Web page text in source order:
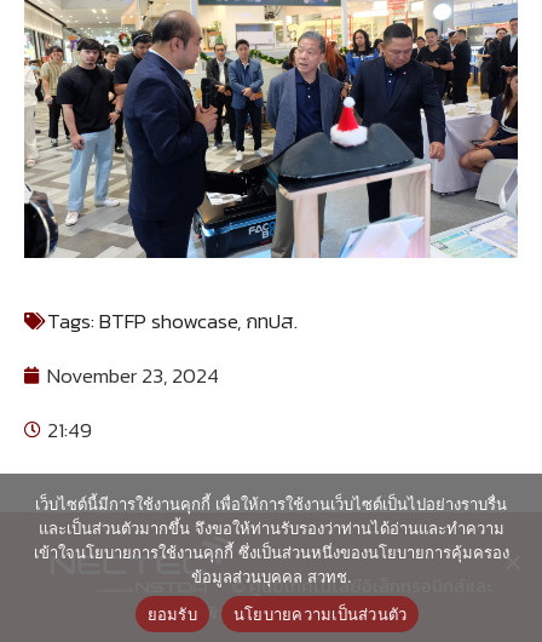
Tags:BTFP showcase,กทปส.
November 23, 2024
21:49
© ศูนย์เทคโนโลยีอิเล็กทรอนิกส์และ
คอมพิวเตอร์แห่งชาติ 2563
เว็บไซต์นี้มีการใช้งานคุกกี้ เพื่อให้การใช้งานเว็บไซต์เป็นไปอย่างราบรื่น
และเป็นส่วนตัวมากขึ้น จึงขอให้ท่านรับรองว่าท่านได้อ่านและทำความ
เข้าใจนโยบายการใช้งานคุกกี้ ซึ่งเป็นส่วนหนึ่งของนโยบายการคุ้มครอง
ข้อมูลส่วนบุคคล สวทช.
ยอมรับ
นโยบายความเป็นส่วนตัว